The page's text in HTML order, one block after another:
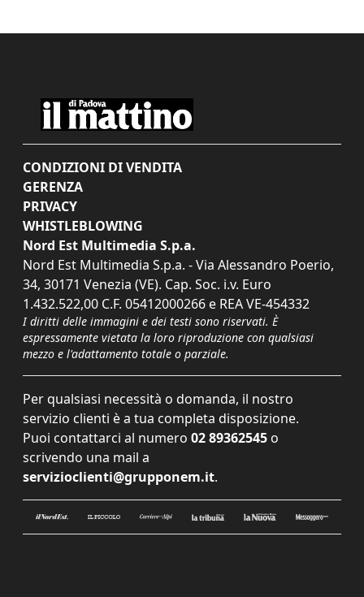
CONDIZIONI DI VENDITA
GERENZA
PRIVACY
WHISTLEBLOWING
Nord Est Multimedia S.p.a.
Nord Est Multimedia S.p.a. - Via Alessandro Poerio,
34, 30171 Venezia (VE). Cap. Soc. i.v. Euro
1.432.522,00 C.F. 05412000266 e REA VE-454332
I diritti delle immagini e dei testi sono riservati. È
espressamente vietata la loro riproduzione con qualsiasi
mezzo e l'adattamento totale o parziale.
Per qualsiasi necessità o domanda, il nostro
servizio clienti è a tua completa disposizione.
Puoi contattarci al numero 02 89362545 o
scrivendo una mail a
servizioclienti@grupponem.it.